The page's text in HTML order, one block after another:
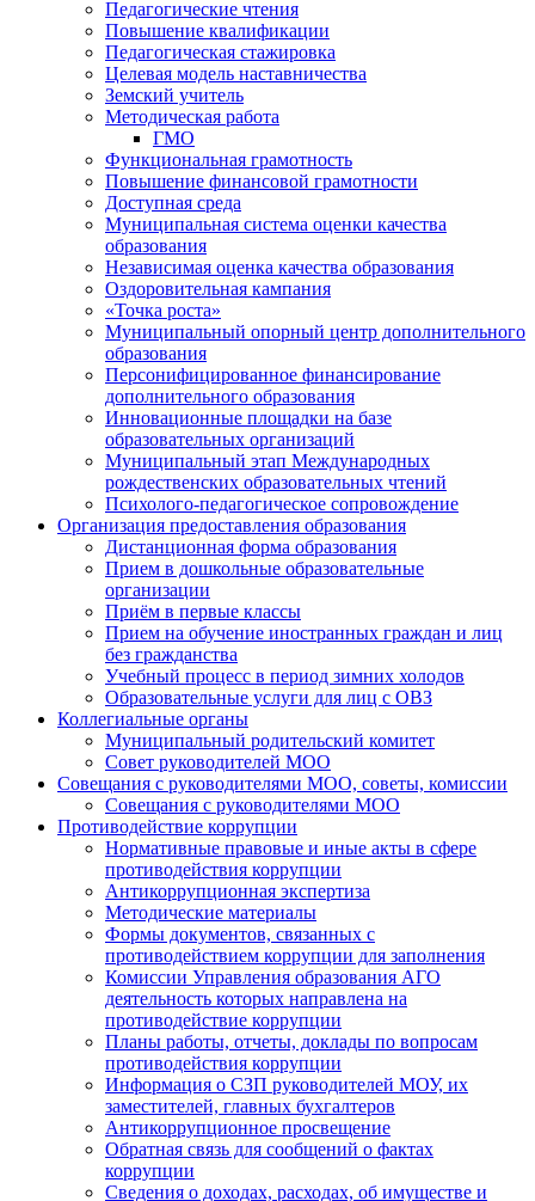
Педагогические чтения
Повышение квалификации
Педагогическая стажировка
Целевая модель наставничества
Земский учитель
Методическая работа
ГМО
Функциональная грамотность
Повышение финансовой грамотности
Доступная среда
Муниципальная система оценки качества
образования
Независимая оценка качества образования
Оздоровительная кампания
«Точка роста»
Муниципальный опорный центр дополнительного
образования
Персонифицированное финансирование
дополнительного образования
Инновационные площадки на базе
образовательных организаций
Муниципальный этап Международных
рождественских образовательных чтений
Психолого-педагогическое сопровождение
Организация предоставления образования
Дистанционная форма образования
Прием в дошкольные образовательные
организации
Приём в первые классы
Прием на обучение иностранных граждан и лиц
без гражданства
Учебный процесс в период зимних холодов
Образовательные услуги для лиц с ОВЗ
Коллегиальные органы
Муниципальный родительский комитет
Совет руководителей МОО
Совещания с руководителями МОО, советы, комиссии
Совещания с руководителями МОО
Противодействие коррупции
Нормативные правовые и иные акты в сфере
противодействия коррупции
Антикоррупционная экспертиза
Методические материалы
Формы документов, связанных с
противодействием коррупции для заполнения
Комиссии Управления образования АГО
деятельность которых направлена на
противодействие коррупции
Планы работы, отчеты, доклады по вопросам
противодействия коррупции
Информация о СЗП руководителей МОУ, их
заместителей, главных бухгалтеров
Антикоррупционное просвещение
Обратная связь для сообщений о фактах
коррупции
Сведения о доходах, расходах, об имуществе и